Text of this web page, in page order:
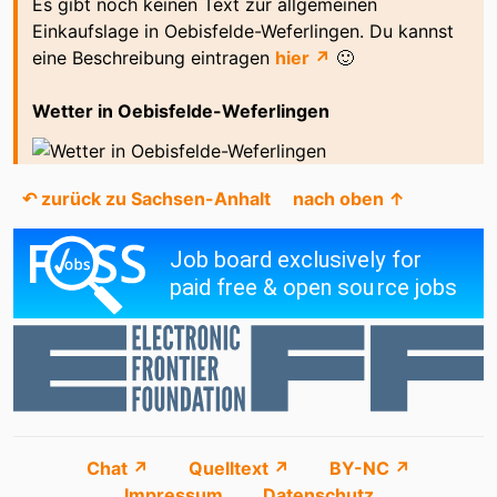
Möbelhaus Remus
nah und gut
An der Zuckerfabrik
Stendaler Straße
Oebis-Reiseservice
Opel Allecke
Penny Oebisfelde
Sehenswert Optik
Shell
Stürzel Holz- und
Baustoffhandel
Weddingmanufaktur
Zilligen - Bürobedarf
Einkaufslage in Oebisfelde-Weferlingen. Du kannst
eine Beschreibung eintragen hier ↗ 🙂
Wetter in Oebisfelde-Weferlingen
↶ zurück zu Sachsen-Anhalt nach oben ↑
Chat ↗ Quelltext ↗
BY-NC ↗